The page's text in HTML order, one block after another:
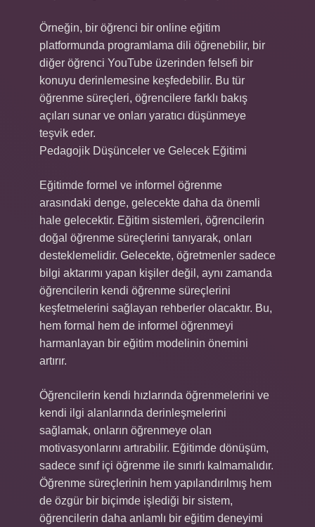
Örneğin, bir öğrenci bir online eğitim
platformunda programlama dili öğrenebilir, bir
diğer öğrenci YouTube üzerinden felsefi bir
konuyu derinlemesine keşfedebilir. Bu tür
öğrenme süreçleri, öğrencilere farklı bakış
açıları sunar ve onları yaratıcı düşünmeye
teşvik eder.
Pedagojik Düşünceler ve Gelecek Eğitimi
Eğitimde formel ve informel öğrenme
arasındaki denge, gelecekte daha da önemli
hale gelecektir. Eğitim sistemleri, öğrencilerin
doğal öğrenme süreçlerini tanıyarak, onları
desteklemelidir. Gelecekte, öğretmenler sadece
bilgi aktarımı yapan kişiler değil, aynı zamanda
öğrencilerin kendi öğrenme süreçlerini
keşfetmelerini sağlayan rehberler olacaktır. Bu,
hem formal hem de informel öğrenmeyi
harmanlayan bir eğitim modelinin önemini
artırır.
Öğrencilerin kendi hızlarında öğrenmelerini ve
kendi ilgi alanlarında derinleşmelerini
sağlamak, onların öğrenmeye olan
motivasyonlarını artırabilir. Eğitimde dönüşüm,
sadece sınıf içi öğrenme ile sınırlı kalmamalıdır.
Öğrenme süreçlerinin hem yapılandırılmış hem
de özgür bir biçimde işlediği bir sistem,
öğrencilerin daha anlamlı bir eğitim deneyimi